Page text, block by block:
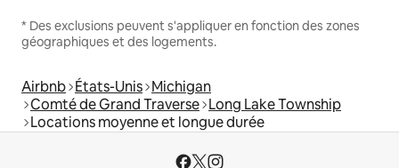
* Des exclusions peuvent s'appliquer en fonction des zones
géographiques et des logements.
Airbnb États-Unis Michigan
Comté de Grand Traverse Long Lake Township
Locations moyenne et longue durée